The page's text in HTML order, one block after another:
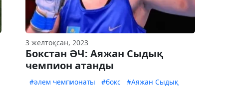
3 желтоқсан, 2023
Бокстан ӘЧ: Аяжан Сыдық
чемпион атанды
#әлем чемпионаты #бокс #Аяжан Сыдық